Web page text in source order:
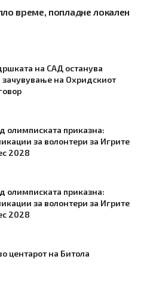
време, попладне локален
на САД останува
зачувување на Охридскиот
олимписката приказна:
за волонтери за Игрите
2028
олимписката приказна:
за волонтери за Игрите
2028
центарот на Битола